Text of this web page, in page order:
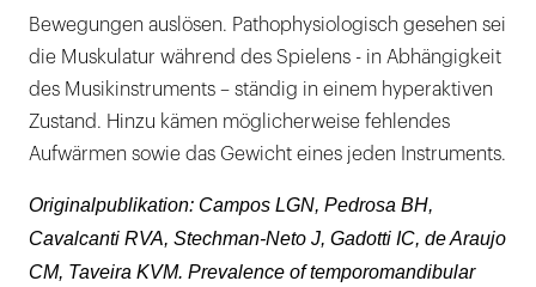
Bewegungen auslösen. Pathophysiologisch gesehen sei
die Muskulatur während des Spielens - in Abhängigkeit
des Musikinstruments – ständig in einem hyperaktiven
Zustand. Hinzu kämen möglicherweise fehlendes
Aufwärmen sowie das Gewicht eines jeden Instruments.
Originalpublikation: Campos LGN, Pedrosa BH,
Cavalcanti RVA, Stechman-Neto J, Gadotti IC, de Araujo
CM, Taveira KVM. Prevalence of temporomandibular